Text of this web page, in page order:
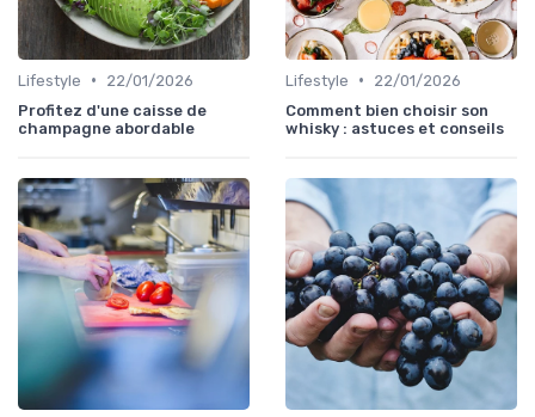
Lifestyle •
22/01/2026
Profitez d'une caisse de
champagne abordable
Lifestyle •
22/01/2026
Comment bien choisir son
whisky : astuces et conseils